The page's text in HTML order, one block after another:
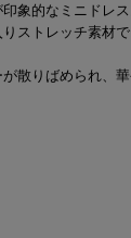
象的なミニドレス
ストレッチ素材
散りばめられ、